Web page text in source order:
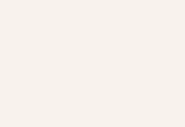
停止等のお申し出があっ
い遅滞なく対応します。
あらかじめご了承ください